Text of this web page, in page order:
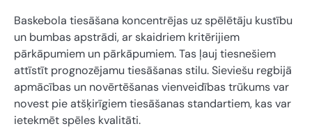
Baskebola tiesāšana koncentrējas uz spēlētāju kustību
un bumbas apstrādi, ar skaidriem kritērijiem
pārkāpumiem un pārkāpumiem. Tas ļauj tiesnešiem
attīstīt prognozējamu tiesāšanas stilu. Sieviešu regbijā
apmācības un novērtēšanas vienveidības trūkums var
novest pie atšķirīgiem tiesāšanas standartiem, kas var
ietekmēt spēles kvalitāti.